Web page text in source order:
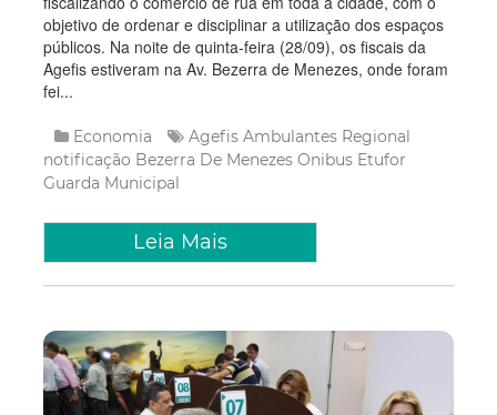
objetivo de ordenar e disciplinar a utilização dos espaços
públicos. Na noite de quinta-feira (28/09), os fiscais da
Agefis estiveram na Av. Bezerra de Menezes, onde foram
fei...
Economia Agefis Ambulantes Regional
notificação Bezerra De Menezes Onibus Etufor
Guarda Municipal
Leia Mais